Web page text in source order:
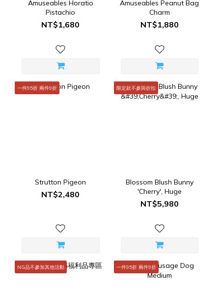
Amuseables Horatio
Pistachio
NT$1,680
Amuseables Peanut Bag
Charm
NT$1,880
一件95折 兩件9折
Strutton Pigeon
NT$2,480
限定款不參與折扣
Blossom Blush Bunny
'Cherry', Huge
NT$5,980
NG品不參加其他活動 一件95折 兩件9折